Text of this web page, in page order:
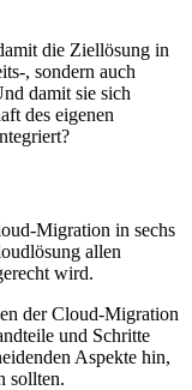
die Ziellösung in
, sondern auch
damit sie sich
des eigenen
Migration in sechs
allen
wird.
der Cloud-Migration
und Schritte
Aspekte hin,
sollten.